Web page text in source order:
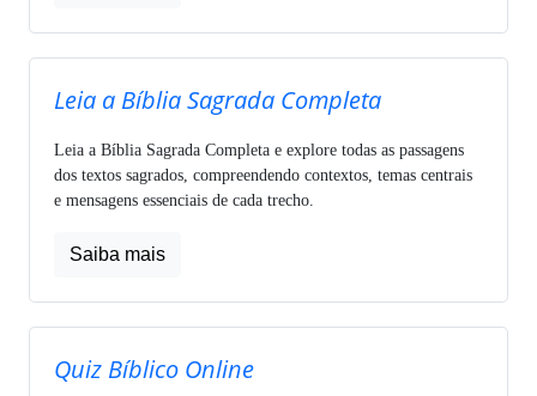
Leia a Bíblia Sagrada Completa
Leia a Bíblia Sagrada Completa e explore todas as passagens
dos textos sagrados, compreendendo contextos, temas centrais
e mensagens essenciais de cada trecho.
Saiba mais
Quiz Bíblico Online